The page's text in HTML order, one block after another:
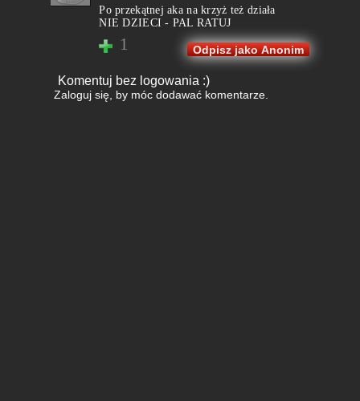
Po przekątnej aka na krzyż też działa
NIE DZIECI - PAL RATUJ
1 Odpisz jako Anonim
Komentuj bez logowania :)
Zaloguj się, by móc dodawać komentarze.